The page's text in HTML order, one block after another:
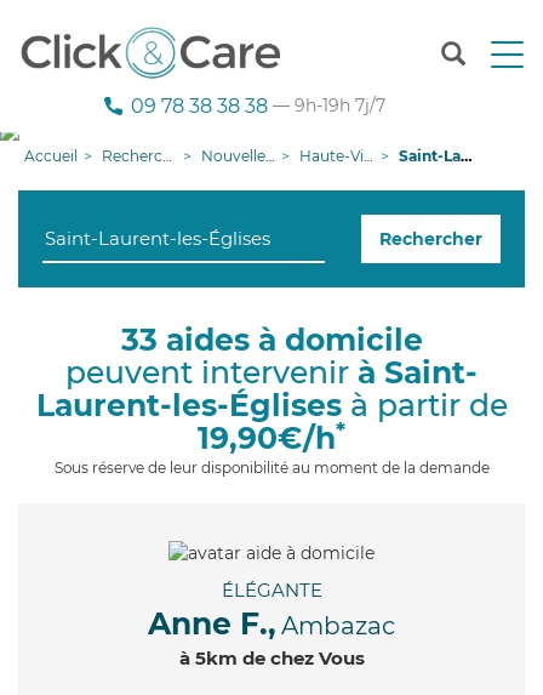
T
n
g
n
09 78 38 38 38 — 9h-19h 7j/7
Accueil Recherche aide à domicile Nouvelle-Aquitaine Haute-Vienne Saint-Laurent-les-Églises
Rechercher
33 aides à domicile
peuvent intervenir à Saint-
Laurent-les-Églisesà partir de
19,90€/h*
Sous réserve de leur disponibilité au moment de la demande
ÉLÉGANTE
Anne F., Ambazac
à 5km de chez Vous